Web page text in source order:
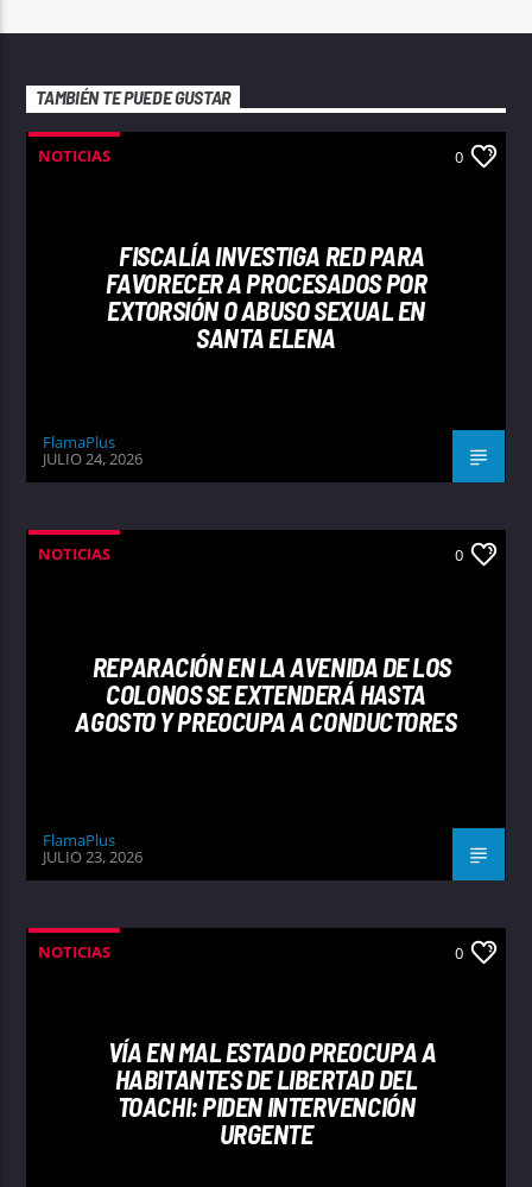
TAMBIÉN TE PUEDE GUSTAR
NOTICIAS 0
FISCALÍA INVESTIGA RED PARA
FAVORECER A PROCESADOS POR
EXTORSIÓN O ABUSO SEXUAL EN
SANTA ELENA
FlamaPlus
JULIO 24, 2026
NOTICIAS 0
REPARACIÓN EN LA AVENIDA DE LOS
COLONOS SE EXTENDERÁ HASTA
AGOSTO Y PREOCUPA A CONDUCTORES
FlamaPlus
JULIO 23, 2026
NOTICIAS 0
VÍA EN MAL ESTADO PREOCUPA A
HABITANTES DE LIBERTAD DEL
TOACHI: PIDEN INTERVENCIÓN
URGENTE